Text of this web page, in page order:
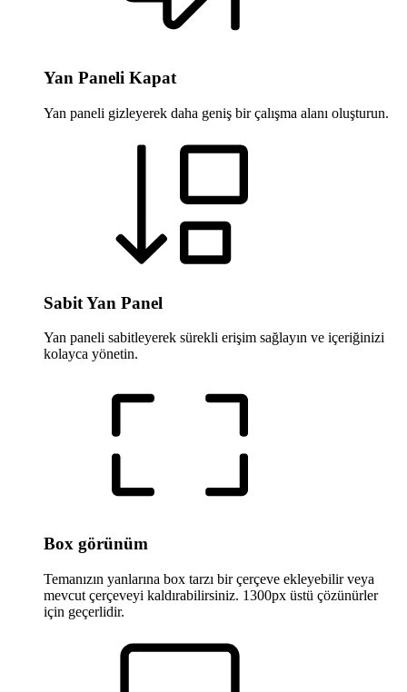
Yan Paneli Kapat
Yan paneli gizleyerek daha geniş bir çalışma alanı oluşturun.
Sabit Yan Panel
Yan paneli sabitleyerek sürekli erişim sağlayın ve içeriğinizi
kolayca yönetin.
Box görünüm
Temanızın yanlarına box tarzı bir çerçeve ekleyebilir veya
mevcut çerçeveyi kaldırabilirsiniz. 1300px üstü çözünürler
için geçerlidir.